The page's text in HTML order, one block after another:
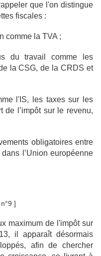
que l'on distingue
fiscales :
comme la TVA ;
du travail comme les
la CSG, de la CRDS et
l'IS, les taxes sur les
de l’impôt sur le revenu,
obligatoires entre
l’Union européenne
]
maximum de l'impôt sur
il apparaît désormais
afin de chercher